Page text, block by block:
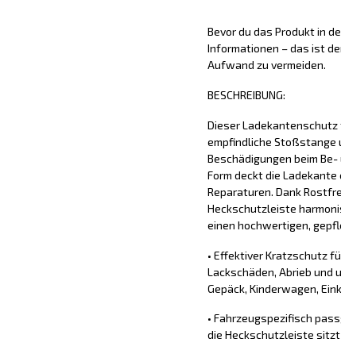
Bevor du das Produkt in
Informationen – das ist
Aufwand zu vermeiden.
BESCHREIBUNG:
Dieser
empfindliche Stoßstange
Beschädigungen beim
Form deckt die
Reparaturen. Dank
Heckschutzleiste
einen hochwertigen,
• Effektiver Kratzschutz
Lackschäden, Abrieb und
Gepäck, Kinderwagen,
• Fahrzeugspezifisch
die Heckschutzleiste